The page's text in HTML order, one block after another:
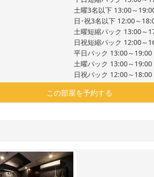
土曜3名以下 13:00～
日･祝3名以下 12:00～
土曜短縮パック 13:00～
日祝短縮パック 12:00～
平日パック 13:00～
土曜パック 13:00～
日祝パック 12:00～
この部屋を予約する